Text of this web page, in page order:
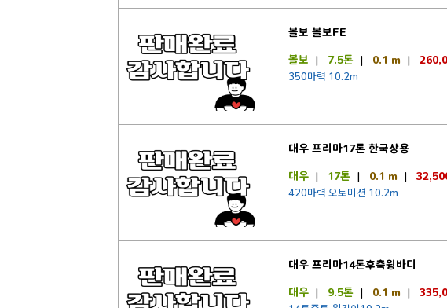
볼보 볼보FE
볼보 | 7.5톤| 0.1 m|
350마력 10.2m
대우 프리마17톤 한국상용
대우| 17톤| 0.1 m|
420마력 오토미션 10.2m
대우 프리마14톤후축윙바디
대우| 9.5톤| 0.1 m|